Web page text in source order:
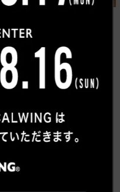
、ディーラー車、メー
仕様をすぐに探すこ
、MANUFAKTURイン
タニウムグレー ナッパ
録済み未使用車は、か
、メーカー保証も付帯
ただけます。装備内
ランスを見ても、非常